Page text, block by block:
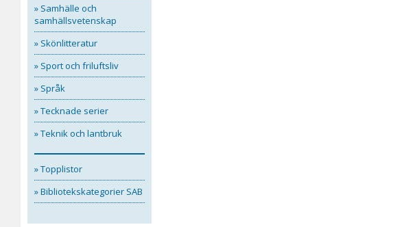
» Samhälle och
samhällsvetenskap
» Skönlitteratur
» Sport och friluftsliv
» Språk
» Tecknade serier
» Teknik och lantbruk
» Topplistor
» Bibliotekskategorier SAB